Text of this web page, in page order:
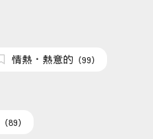
情熱・熱意的 （99）
（89）